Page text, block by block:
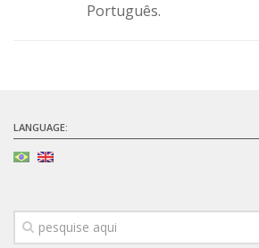
SBTA 2017Português.
LANGUAGE: